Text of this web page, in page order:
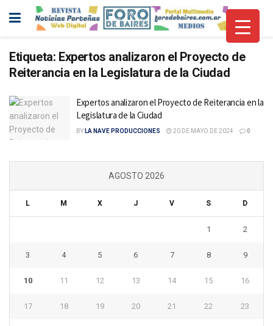
Etiqueta: Expertos analizaron el Proyecto de
Reiterancia en la Legislatura de la Ciudad
Expertos analizaron el Proyecto de Reiterancia en la
Legislatura de la Ciudad
BY LA NAVE PRODUCCIONES 20 DE MAYO DE 2024 0
AGOSTO 2026
L M X J V S D
1 2
3 4 5 6 7 8 9
10 11 12 13 14 15 16
17 18 19 20 21 22 23